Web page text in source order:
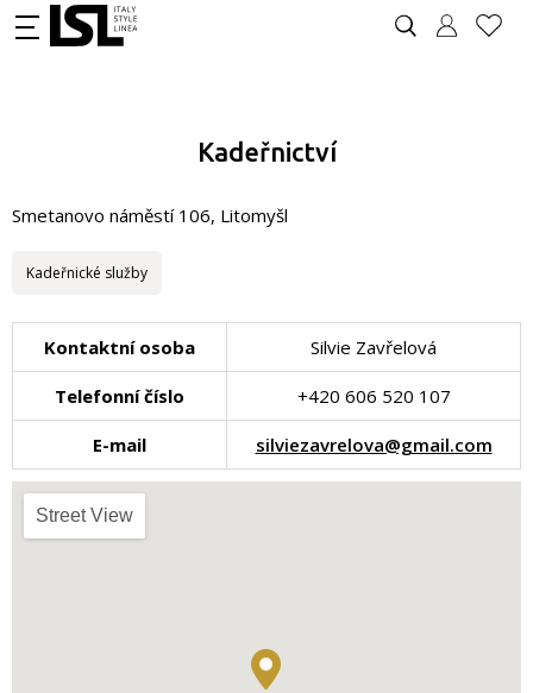
Kadeřnictví
Smetanovo náměstí 106, Litomyšl
Kadeřnické služby
Kontaktní osoba Silvie Zavřelová
Telefonní číslo +420 606 520 107
E-mail silviezavrelova@gmail.com
Street View